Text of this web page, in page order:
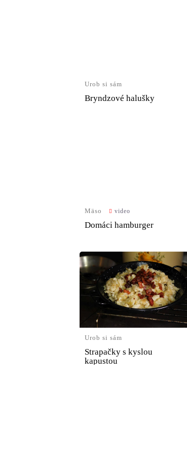
Urob si sám
Bryndzové halušky
Mäso video
Domáci hamburger
Urob si sám
Strapačky s kyslou
kapustou